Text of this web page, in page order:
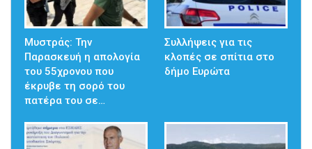
Μυστράς: Την
Παρασκευή η απολογία
του 55χρονου που
έκρυβε τη σορό του
πατέρα του σε…
Συλλήψεις για τις
κλοπές σε σπίτια στο
δήμο Ευρώτα